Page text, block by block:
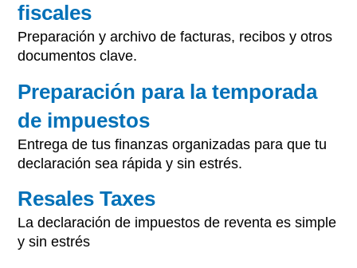
fiscales
Preparación y archivo de facturas, recibos y otros
documentos clave.
Preparación para la temporada
de impuestos
Entrega de tus finanzas organizadas para que tu
declaración sea rápida y sin estrés.
Resales Taxes
La declaración de impuestos de reventa es simple
y sin estrés